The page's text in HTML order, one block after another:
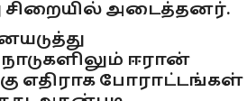
சிறையில் அடைத்தனர்.
ஈரான்
எதிராக போராட்டங்கள்